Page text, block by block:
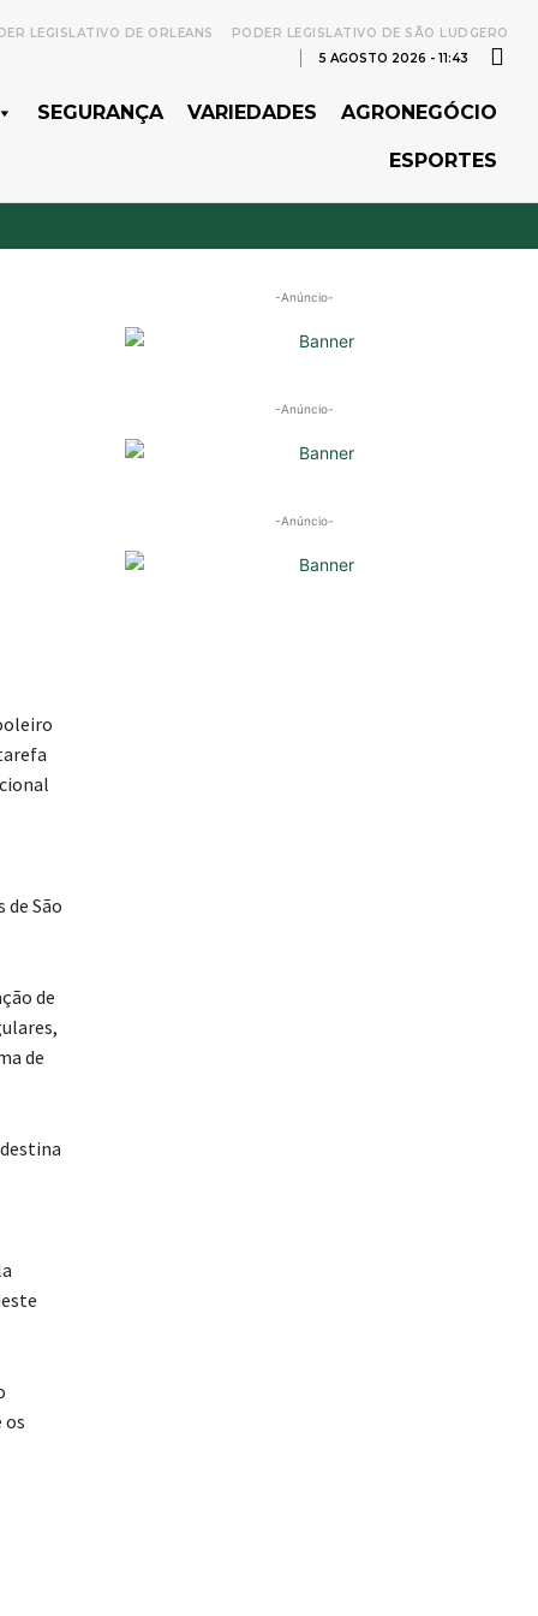
LEGISLATIVO DE ORLEANS
PODER LEGISLATIVO DE SÃO LUDGERO
5 AGOSTO 2026 - 11:43
SEGURANÇA VARIEDADES AGRONEGÓCIO
ESPORTES
São
de
de
os
-Anúncio-
-Anúncio-
-Anúncio-